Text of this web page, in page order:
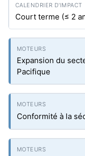
Court terme (≤ 2
Expansion du
Pacifique
Conformité à la